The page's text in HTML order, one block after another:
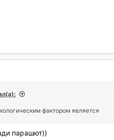
фактором является
парашют))